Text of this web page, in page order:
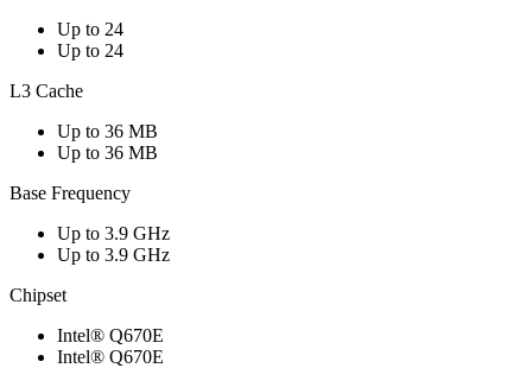
Up to 24
Up to 24
L3 Cache
Up to 36 MB
Up to 36 MB
Base Frequency
Up to 3.9 GHz
Up to 3.9 GHz
Chipset
Intel® Q670E
Intel® Q670E